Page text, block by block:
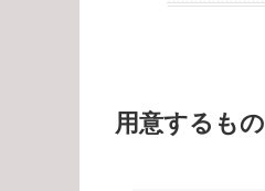
用意するもの